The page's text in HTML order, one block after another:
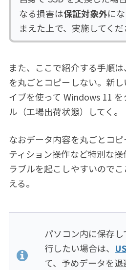
なる損害は保証対象外に
まえた上で、実施してくだ
また、ここで紹介する手順
を丸ごとコピーしない。新し
イブを使って Windows 11
ル（工場出荷状態）してく。
なおデータ内容を丸ごとコ
ティション操作など特別な
ラブルを起こしやすいので
える。
パソコン内に保存
行したい場合は、
て、予めデータを